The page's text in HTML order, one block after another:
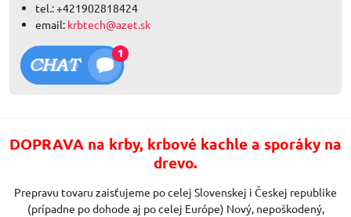
tel.: +421902818424
email: krbtech@azet.sk
DOPRAVA na krby, krbové kachle a sporáky na
drevo.
Prepravu tovaru zaisťujeme po celej Slovenskej i Českej republike
(prípadne po dohode aj po celej Európe) Nový, nepoškodený,